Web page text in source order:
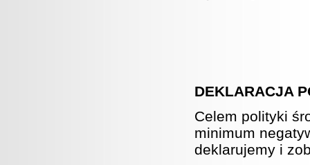
DEKLARACJA
Celem polityki
minimum
deklarujemy i